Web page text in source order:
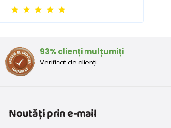
93% clienți mulțumiți
Verificat de clienți
Noutăți prin e-mail